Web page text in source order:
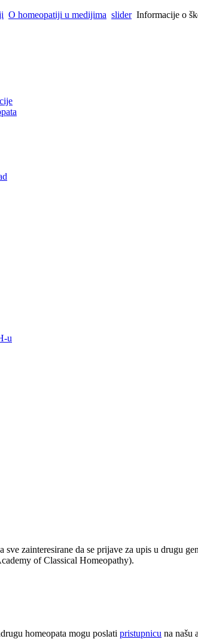
O homeopatiji u medijima slider Informacije o
u
zainteresirane da se prijave za upis u drugu
of Classical Homeopathy).
homeopata mogu poslati pristupnicu na našu